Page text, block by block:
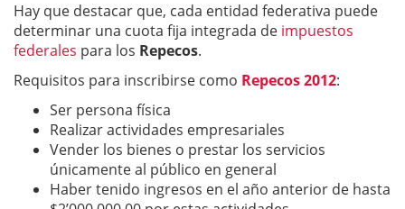
Hay que destacar que, cada entidad federativa puede
determinar una cuota fija integrada de impuestos
federales para los Repecos.
Requisitos para inscribirse como Repecos 2012:
Ser persona física
Realizar actividades empresariales
Vender los bienes o prestar los servicios
únicamente al público en general
Haber tenido ingresos en el año anterior de hasta